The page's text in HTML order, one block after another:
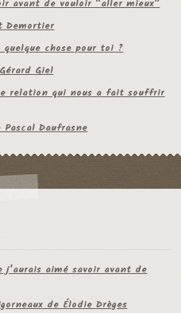
avant de vouloir “aller mieux”
Demortier
chose pour toi ?
Giel
relation qui nous a fait souffrir
Daufrasne
j’aurais aimé savoir avant de
de Élodie Drèges